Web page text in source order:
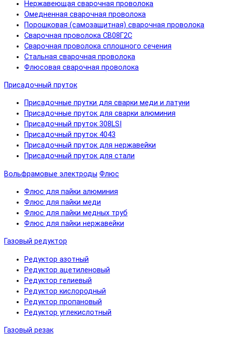
Нержавеющая сварочная проволока
Омедненная сварочная проволока
Порошковая (самозащитная) сварочная проволока
Сварочная проволока СВ08Г2С
Сварочная проволока сплошного сечения
Стальная сварочная проволока
Флюсовая сварочная проволока
Присадочный пруток
Присадочные прутки для сварки меди и латуни
Присадочные пруток для сварки алюминия
Присадочный пруток 308LSI
Присадочный пруток 4043
Присадочный пруток для нержавейки
Присадочный пруток для стали
Вольфрамовые электроды Флюс
Флюс для пайки алюминия
Флюс для пайки меди
Флюс для пайки медных труб
Флюс для пайки нержавейки
Газовый редуктор
Редуктор азотный
Редуктор ацетиленовый
Редуктор гелиевый
Редуктор кислородный
Редуктор пропановый
Редуктор углекислотный
Газовый резак